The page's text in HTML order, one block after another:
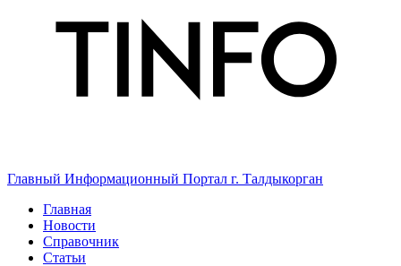
Главный Информационный Портал г. Талдыкорган
Главная
Новости
Справочник
Статьи